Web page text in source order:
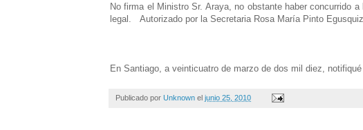
No firma el Ministro Sr. Araya, no obstante haber concurrido
legal.
Autorizado por la Secretaria Rosa María Pinto
En Santiago, a veinticuatro de marzo de dos mil diez,
Publicado por Unknown el junio 25, 2010